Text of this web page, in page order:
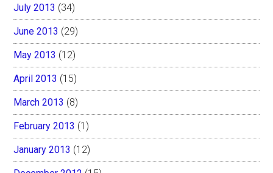
July 2013 (34)
June 2013 (29)
May 2013 (12)
April 2013 (15)
March 2013 (8)
February 2013 (1)
January 2013 (12)